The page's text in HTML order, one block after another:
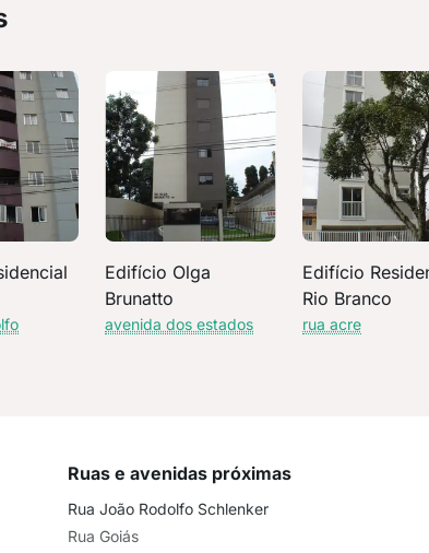
Edifício Olga
Brunatto
avenida dos estados
Edifício
Rio Branco
rua acre
Ruas e avenidas próximas
Rua João Rodolfo Schlenker
Rua Goiás